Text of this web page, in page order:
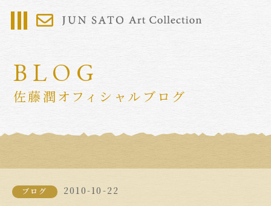
BLOG
佐藤潤オフィシャルブログ
ブログ 2010-10-22